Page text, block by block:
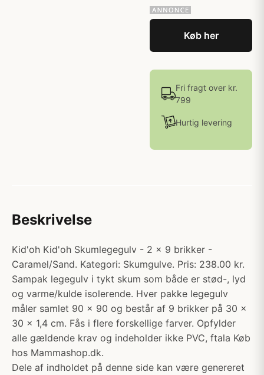
Køb her
Fri fragt over kr.
799
Hurtig levering
Beskrivelse
Kid'oh Kid'oh Skumlegegulv - 2 x 9 brikker -
Caramel/Sand. Kategori: Skumgulve. Pris: 238.00 kr.
Sampak legegulv i tykt skum som både er stød-, lyd
og varme/kulde isolerende. Hver pakke legegulv
måler samlet 90 x 90 og består af 9 brikker på 30 x
30 x 1,4 cm. Fås i flere forskellige farver. Opfylder
alle gældende krav og indeholder ikke PVC, ftala Køb
hos Mammashop.dk.
Dele af indholdet på denne side kan være genereret